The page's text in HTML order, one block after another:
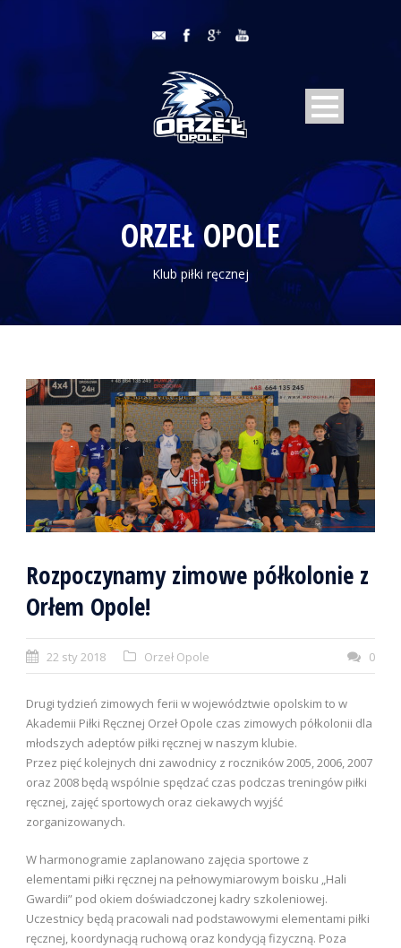
ORZEŁ OPOLE
Klub piłki ręcznej
Rozpoczynamy zimowe półkolonie z
Orłem Opole!
22 sty 2018 Orzeł Opole 0
Drugi tydzień zimowych ferii w województwie opolskim to w
Akademii Piłki Ręcznej Orzeł Opole czas zimowych półkolonii dla
młodszych adeptów piłki ręcznej w naszym klubie.
Przez pięć kolejnych dni zawodnicy z roczników 2005, 2006, 2007
oraz 2008 będą wspólnie spędzać czas podczas treningów piłki
ręcznej, zajęć sportowych oraz ciekawych wyjść
zorganizowanych.
W harmonogramie zaplanowano zajęcia sportowe z
elementami piłki ręcznej na pełnowymiarowym boisku „Hali
Gwardii” pod okiem doświadczonej kadry szkoleniowej.
Uczestnicy będą pracowali nad podstawowymi elementami piłki
ręcznej, koordynacją ruchową oraz kondycją fizyczną. Poza